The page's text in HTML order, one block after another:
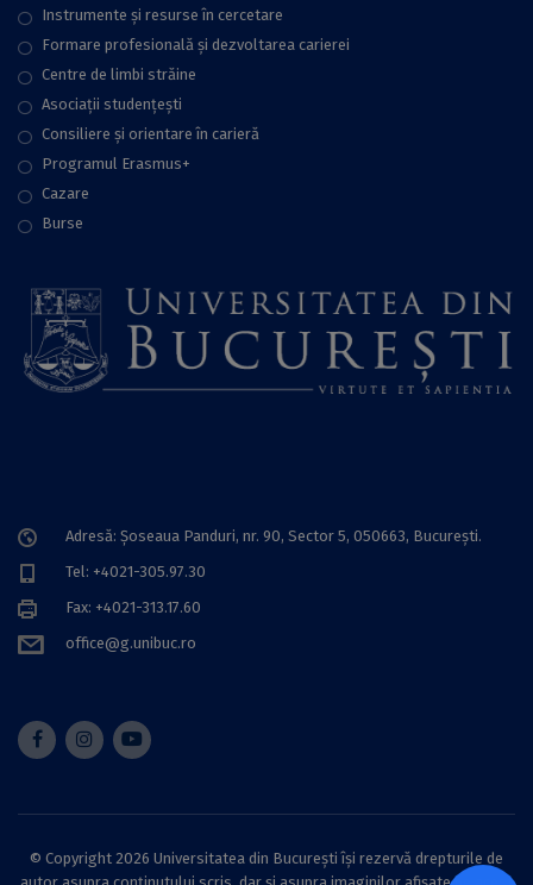
Instrumente și resurse în cercetare
Formare profesională și dezvoltarea carierei
Centre de limbi străine
Asociații studențești
Consiliere şi orientare în carieră
Programul Erasmus+
Cazare
Burse
Adresă: Șoseaua Panduri, nr. 90, Sector 5, 050663, Bucureşti.
Tel: +4021-305.97.30
Fax: +4021-313.17.60
office@g.unibuc.ro
© Copyright 2026 Universitatea din București își rezervă drepturile de